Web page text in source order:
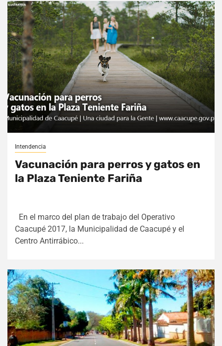
Intendencia
Vacunación para perros y gatos en
la Plaza Teniente Fariña
En el marco del plan de trabajo del Operativo
Caacupé 2017, la Municipalidad de Caacupé y el
Centro Antirrábico...